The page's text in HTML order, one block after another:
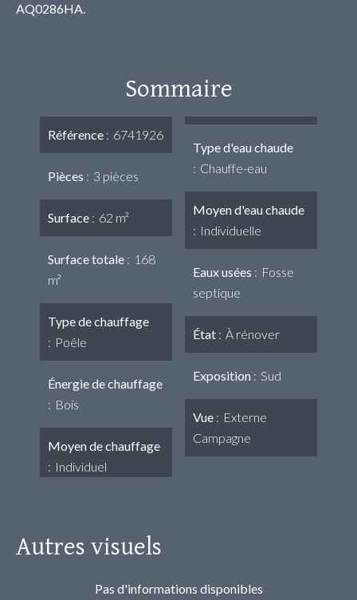
AQ0286HA.
Sommaire
Référence 6741926
Pièces 3 pièces
Surface 62 m²
Surface totale
168
m²
Type de chauffage
Poêle
Énergie de chauffage
Bois
Moyen de chauffage
Individuel
Type d'eau chaude
Chauffe-eau
Moyen d'eau chaude
Individuelle
Eaux usées
Fosse
septique
État À rénover
Exposition Sud
Vue
Externe
Campagne
Autres visuels
Pas d'informations disponibles